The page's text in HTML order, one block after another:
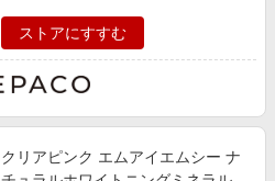
ストアにすすむ
クリアピンク エムアイエムシー ナ